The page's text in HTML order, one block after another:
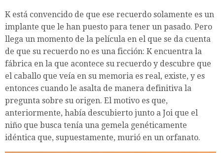
K está convencido de que ese recuerdo solamente es un
implante que le han puesto para tener un pasado. Pero
llega un momento de la película en el que se da cuenta
de que su recuerdo no es una ficción: K encuentra la
fábrica en la que acontece su recuerdo y descubre que
el caballo que veía en su memoria es real, existe, y es
entonces cuando le asalta de manera definitiva la
pregunta sobre su origen. El motivo es que,
anteriormente, había descubierto junto a Joi que el
niño que busca tenía una gemela genéticamente
idéntica que, supuestamente, murió en un orfanato.